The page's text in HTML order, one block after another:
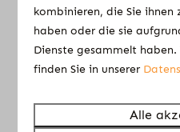
kombinieren, die Sie ihnen
haben oder die sie
Dienste gesammelt
finden Sie in unserer
Alle